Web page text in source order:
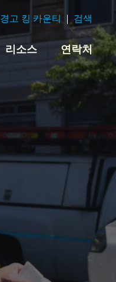
리소스 연락처
경고 킹 카운티 검색